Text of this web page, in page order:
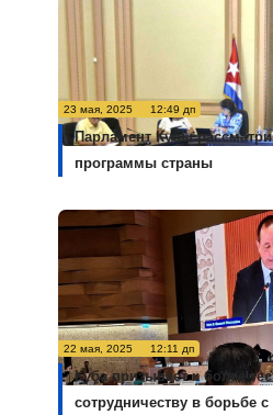
23 мая, 2025 12:49 дп
Парламент Кубы
программы страны
22 мая, 2025 12:11 дп
Куба призывает к более
сотрудничеству в борьбе